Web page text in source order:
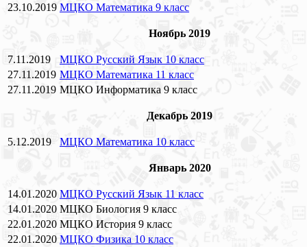
23.10.2019 МЦКО Математика 9 класс
Ноябрь 2019
7.11.2019
МЦКО Русский Язык 10 класс
27.11.2019 МЦКО Математика 11 класс
27.11.2019 МЦКО Информатика 9 класс
Декабрь 2019
5.12.2019 МЦКО Математика 10 класс
Январь 2020
14.01.2020 МЦКО Русский Язык 11 класс
14.01.2020 МЦКО Биология 9 класс
22.01.2020 МЦКО История 9 класс
22.01.2020 МЦКО Физика 10 класс